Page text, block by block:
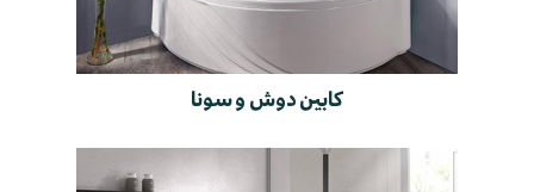
کابین دوش و سونا